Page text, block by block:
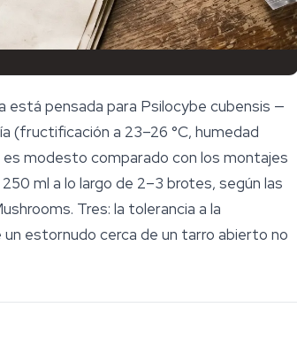
está pensada para Psilocybe cubensis —
(fructificación a 23–26 °C, humedad
modesto comparado con los montajes
ml a lo largo de 2–3 brotes, según las
. Tres: la tolerancia a la
estornudo cerca de un tarro abierto no